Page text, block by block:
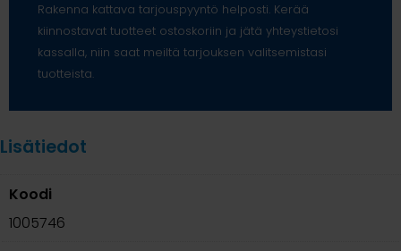
Rakenna kattava tarjouspyyntö helposti. Kerää
kiinnostavat tuotteet ostoskoriin ja jätä yhteystietosi
kassalla, niin saat meiltä tarjouksen valitsemistasi
tuotteista.
Lisätiedot
Koodi
1005746